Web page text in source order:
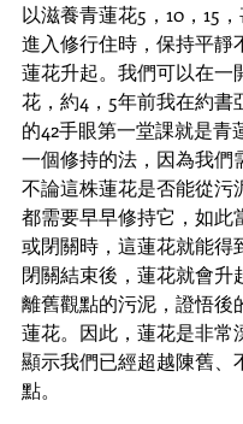
以滋養青蓮花5，10，15
進入修行住時，保持平靜
蓮花升起。我們可以在一
花，約4，5年前我在約書
的42手眼第一堂課就是青
一個修持的法，因為我們
不論這株蓮花是否能從污
都需要早早修持它，如此
或閉關時，這蓮花就能得
閉關結束後，蓮花就會升
離舊觀點的污泥，證悟後
蓮花。因此，蓮花是非常
顯示我們已經超越陳舊、
點。